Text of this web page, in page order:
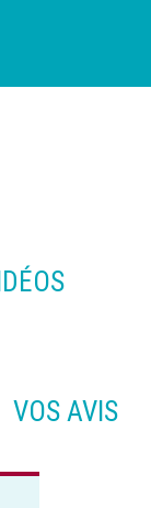
VOS AVIS